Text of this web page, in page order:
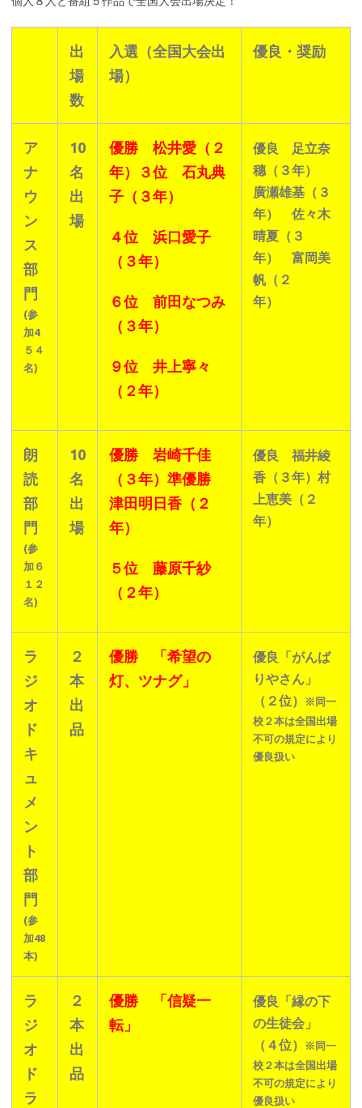
出
場
数
入選（全国大会出
場）
優良・奨励
ア
ナ
ウ
ン
ス
部
門
(参
加4
５４
名)
10
名
出
場
優勝 松井愛（２
年）
３位 石丸典
子（３年）
４位 浜口愛子
（３年）
６位 前田なつみ
（３年）
９位 井上寧々
（２年）
優良 足立奈
穗（３年）
廣瀬雄基（３
年） 佐々木
晴夏（３
年） 富岡美
帆（２
年）
朗
読
部
門
(参
加６
１２
名)
10
名
出
場
優勝 岩崎千佳
（３年） 準優勝
津田明日香（２
年）
５位 藤原千紗
（２年）
優良 福井綾
香（３年）村
上恵美（２
年）
ラ
ジ
オ
ド
キ
ュ
メ
ン
ト
部
門
(参
加48
本)
２
本
出
品
優勝 「希望の
灯、ツナグ」
優良「がんば
りやさん」
（２位）
※同一
校２本は全国出場
不可の規定により
優良扱い
ラ
ジ
オ
ド
ラ
２
本
出
品
優勝 「信疑一
転」
優良「縁の下
の生徒会」
（４位）
※同一
校２本は全国出場
不可の規定により
優良扱い